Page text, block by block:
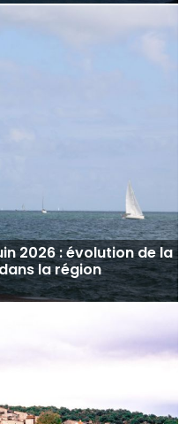
2026 : évolution de la
la région